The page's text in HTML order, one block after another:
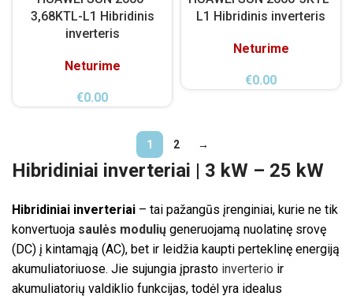
3,68KTL-L1 Hibridinis
inverteris
Neturime
€0.00
L1 Hibridinis inverteris
Neturime
€0.00
1 2 →
Hibridiniai inverteriai | 3 kW – 25 kW
Hibridiniai inverteriai – tai pažangūs įrenginiai, kurie ne tik
konvertuoja saulės modulių generuojamą nuolatinę srovę
(DC) į kintamąją (AC), bet ir leidžia kaupti perteklinę energiją
akumuliatoriuose. Jie sujungia įprasto inverterio ir
akumuliatorių valdiklio funkcijas, todėl yra idealus